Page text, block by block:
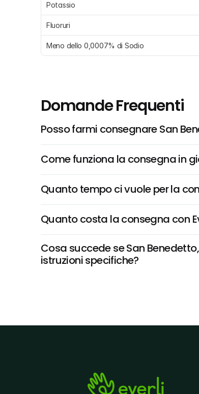
Potassio
Fluoruri
Meno dello 0,0007% di Sodio
Domande Frequenti
Posso farmi consegnare San
Come funziona la consegna in
Quanto tempo ci vuole per la
Quanto costa la consegna con
Cosa succede se San
istruzioni specifiche?